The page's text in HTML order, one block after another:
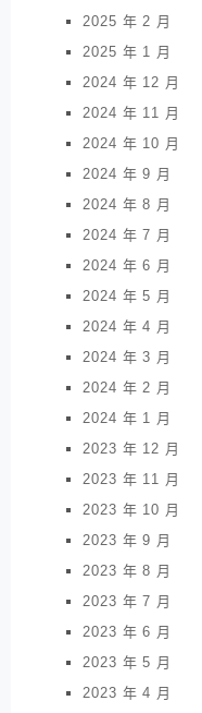
2025 年 2 月
2025 年 1 月
2024 年 12 月
2024 年 11 月
2024 年 10 月
2024 年 9 月
2024 年 8 月
2024 年 7 月
2024 年 6 月
2024 年 5 月
2024 年 4 月
2024 年 3 月
2024 年 2 月
2024 年 1 月
2023 年 12 月
2023 年 11 月
2023 年 10 月
2023 年 9 月
2023 年 8 月
2023 年 7 月
2023 年 6 月
2023 年 5 月
2023 年 4 月